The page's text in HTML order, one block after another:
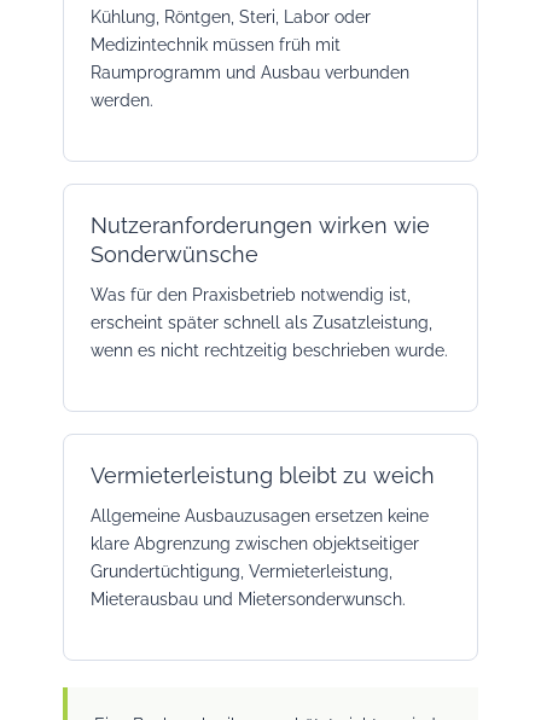
Kühlung, Röntgen, Steri, Labor oder
Medizintechnik müssen früh mit
Raumprogramm und Ausbau verbunden
werden.
Nutzeranforderungen wirken wie
Sonderwünsche
Was für den Praxisbetrieb notwendig ist,
erscheint später schnell als Zusatzleistung,
wenn es nicht rechtzeitig beschrieben wurde.
Vermieterleistung bleibt zu weich
Allgemeine Ausbauzusagen ersetzen keine
klare Abgrenzung zwischen objektseitiger
Grundertüchtigung, Vermieterleistung,
Mieterausbau und Mietersonderwunsch.